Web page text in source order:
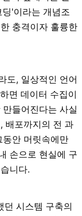
'이라는 개념조
충격이자 훌륭한
도, 일상적인 언어
면 데이터 수집이
들어진다는 사실
배포까지의 전 과
안 머릿속에만
손으로 현실에 구
니다.
던 시스템 구축의